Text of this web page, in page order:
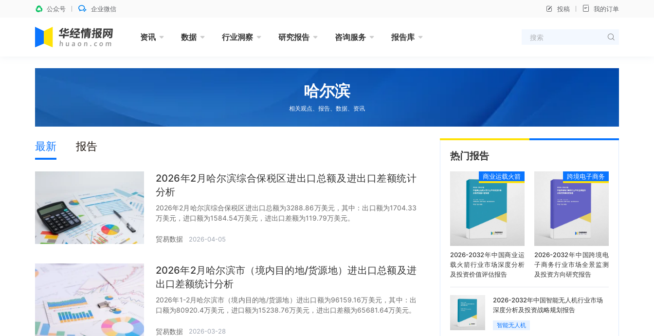
公众号 企业微信 投稿 我的订单
资讯 数据 行业洞察 研究报告 咨询服务 报告库
哈尔滨
相关观点、报告、数据、资讯
最新 报告
2026年2月哈尔滨综合保税区进出口总额及进出口差额统计
分析
2026年2月哈尔滨综合保税区进出口总额为3288.86万美元，其中：出口额为1704.33
万美元，进口额为1584.54万美元，进出口差额为119.79万美元。
贸易数据 2026-04-05
2026年2月哈尔滨市（境内目的地/货源地）进出口总额及进
出口差额统计分析
2026年1-2月哈尔滨市（境内目的地/货源地）进出口额为96159.16万美元，其中：出
口额为80920.4万美元，进口额为15238.76万美元，进出口差额为65681.64万美元。
贸易数据 2026-03-28
热门报告
商业运载火箭
2026-2032年中国商业运
载火箭行业市场深度分析
及投资价值评估报告
跨境电子商务
2026-2032年中国跨境电
子商务行业市场全景监测
及投资方向研究报告
2026-2032年中国智能无人机行业市场
深度分析及投资战略规划报告
智能无人机